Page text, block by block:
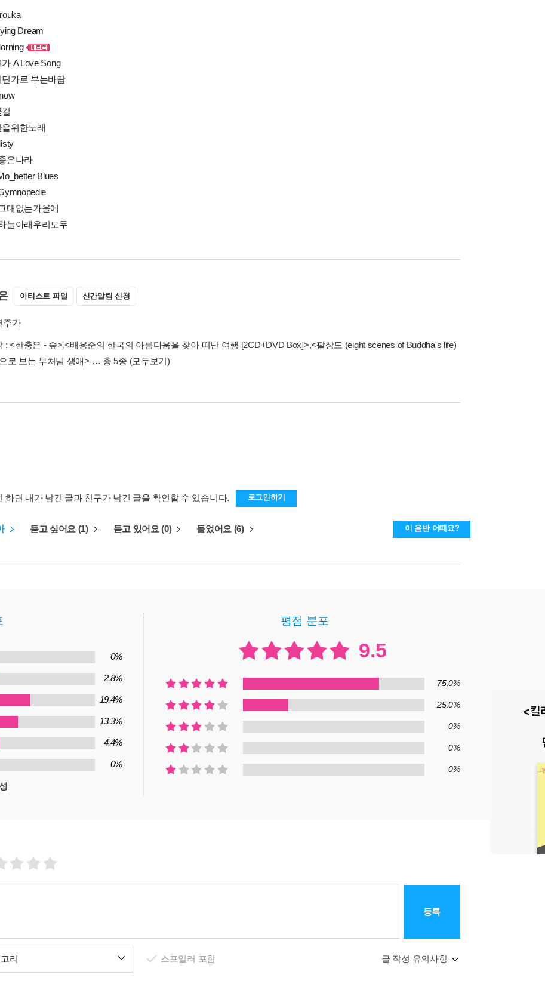
Dream
가 A Love Song
딘가로 부는바람
을위한노래
은나라
Blues
대없는가을에
늘아래우리모두
아티스트 파일 신간알림 신청
주가
:<한충은 - 숲>,<배용준의 한국의 아름다움을 찾아 떠난 여행 [2CD+DVD Box]>,<팔상도 (eight scenes of Buddha's life)
로 보는 부처님 생애> … 총 5종 (모두보기)
하면 내가 남긴 글과 친구가 남긴 글을 확인할 수 있습니다. 로그인하기
듣고 싶어요 (1) 듣고 있어요 (0) 들었어요 (6) 이 음반 어때요?
0%
2.8%
19.4%
13.3%
4.4%
0%
평점 분포
9.5
75.0%
25.0%
0%
0%
0%
등록
리 스포일러 포함 글 작성 유의사항